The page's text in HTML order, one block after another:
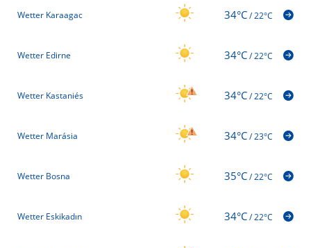
Wetter Karaagac 34°C/22°C
Wetter Edirne 34°C/22°C
Wetter Kastaniés 34°C/22°C
Wetter Marásia 34°C/23°C
Wetter Bosna 35°C/22°C
Wetter Eskikadın 34°C/22°C